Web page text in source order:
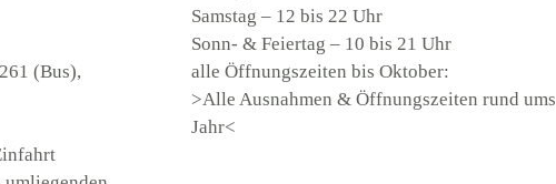
(Bus),
Samstag – 12 bis 22 Uhr
Sonn- & Feiertag – 10 bis 21 Uhr
alle Öffnungszeiten bis Oktober:
>Alle Ausnahmen & Öffnungszeiten rund ums
Jahr<